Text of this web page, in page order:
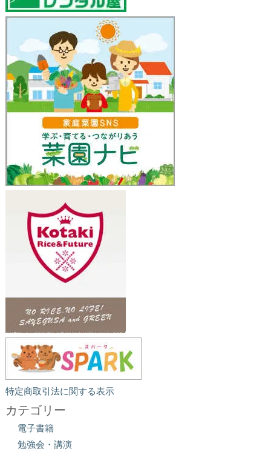
特定商取引法に関する表示
カテゴリー
電子書籍
勉強会・講演